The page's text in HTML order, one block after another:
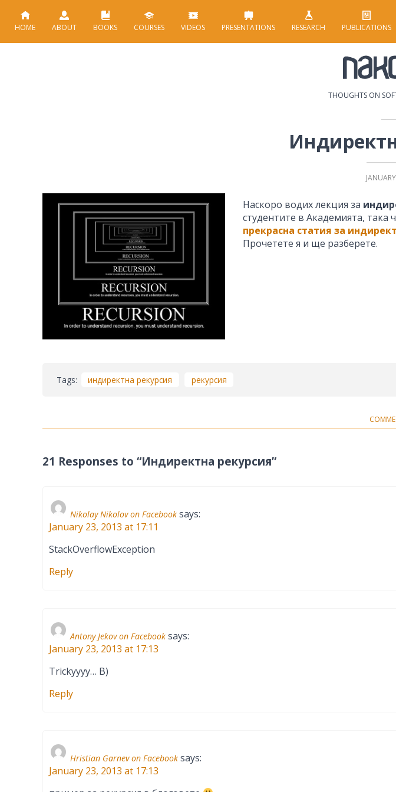
HOME ABOUT BOOKS COURSES VIDEOS PRESENTATIONS RESEARCH PUBLICATIONS
THOUGHTS ON
Наскоро водих лекция за
студентите в Академията, така
прекрасна статия за
Прочетете я и ще разберете.
Tags: индиректна рекурсия рекурсия
21 Responses to “Индиректна рекурсия”
Nikolay Nikolov on Facebook says:
January 23, 2013 at 17:11
StackOverflowException
Reply
Antony Jekov on Facebook says:
January 23, 2013 at 17:13
Trickyyyy… B)
Reply
Hristian Garnev on Facebook says:
January 23, 2013 at 17:13